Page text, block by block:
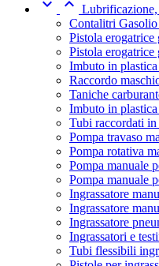
Lubrificazione,
Contalitri
Pistola
Pistola erogatrice
Imbuto in
Raccordo
Taniche
Imbuto in
Tubi raccordati in
Pompa travaso
Pompa rotativa
Pompa manuale
Pompa manuale
Ingrassatore
Ingrassatore
Ingrassatore
Ingrassatori e
Tubi flessibili